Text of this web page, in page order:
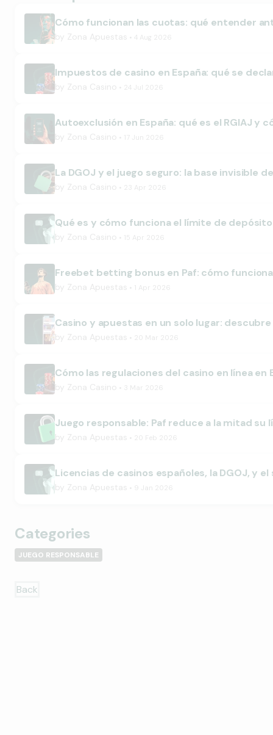
Cómo funcionan las cuotas: qué entender
by Zona Apuestas 4 Aug 2026
Impuestos de casino en España: qué se
by Zona Casino 24 Jul 2026
Autoexclusión en España: qué es el RGIAJ y
by Zona Casino 17 Jun 2026
La DGOJ y el juego seguro: la base invisible
by Zona Casino 23 Apr 2026
Qué es y cómo funciona el límite de depósito
by Zona Casino 15 Apr 2026
Freebet betting bonus en Paf: cómo
by Zona Apuestas 1 Apr 2026
Casino y apuestas en un solo lugar:
by Zona Apuestas 20 Mar 2026
Cómo las regulaciones del casino en línea en
by Zona Casino 3 Mar 2026
Juego responsable: Paf reduce a la mitad su
by Zona Apuestas 20 Feb 2026
Licencias de casinos españoles, la DGOJ, y
by Zona Apuestas 9 Jan 2026
Categories
JUEGO RESPONSABLE
Back